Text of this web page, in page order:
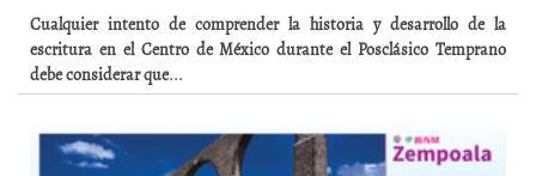
Cualquier intento de comprender la historia y desarrollo de la
escritura en el Centro de México durante el Posclásico Temprano
debe considerar que...